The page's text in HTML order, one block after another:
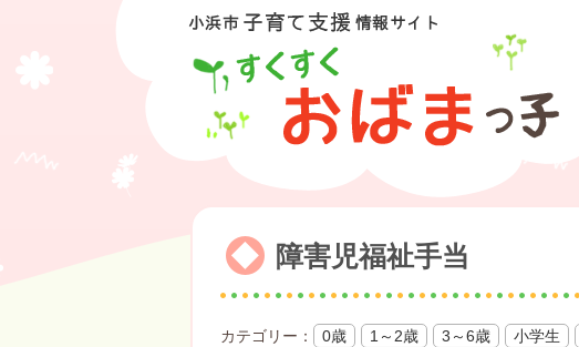
障害児福祉手当
0歳 1～2歳 3～6歳 小学生